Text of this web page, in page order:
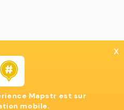
x
Mapstr est sur
mobile.